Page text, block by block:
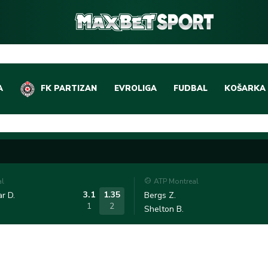
FK PARTIZAN EVROLIGA FUDBAL
DOMAĆI FUDBAL
LIGE PETICE
KOŠARKA
EVROLIGA
ABA LIGA
D.
3.1
1
1.35
2
ATP Montreal
Bergs Z.
Shelton B.